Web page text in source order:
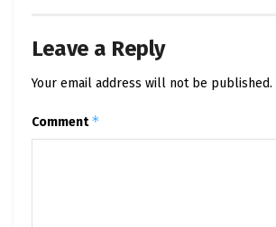
Leave a Reply
Your email address will not be published.
Comment*